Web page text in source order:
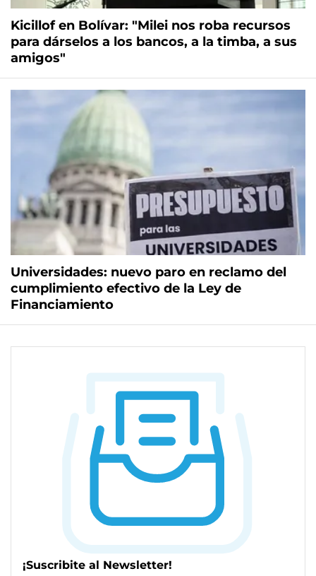
Kicillof en Bolívar: "Milei nos roba recursos
para dárselos a los bancos, a la timba, a sus
amigos"
Universidades: nuevo paro en reclamo del
cumplimiento efectivo de la Ley de
Financiamiento
¡Suscribite al Newsletter!